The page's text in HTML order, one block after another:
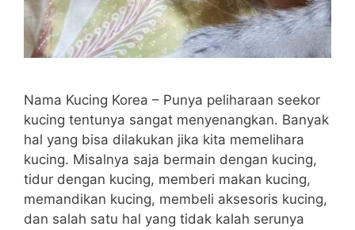
Nama Kucing Korea – Punya peliharaan seekor
kucing tentunya sangat menyenangkan. Banyak
hal yang bisa dilakukan jika kita memelihara
kucing. Misalnya saja bermain dengan kucing,
tidur dengan kucing, memberi makan kucing,
memandikan kucing, membeli aksesoris kucing,
dan salah satu hal yang tidak kalah serunya